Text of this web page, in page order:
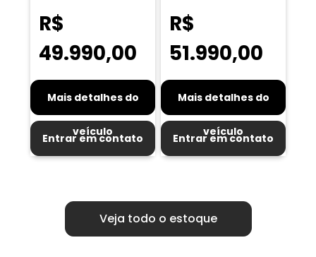
R$
49.990,00
Mais detalhes do
veículo
Entrar em contato
R$
51.990,00
Mais detalhes do
veículo
Entrar em contato
Veja todo o estoque